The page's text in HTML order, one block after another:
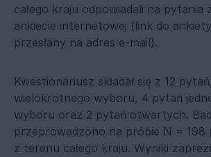
całego kraju odpowiadali na pytania
ankiecie internetowej (link do
przesłany na adres e-mail).
Kwestionariusz składał się z 12
wielokrotnego wyboru, 4 pytań
wyboru oraz 2 pytań otwartych.
przeprowadzono na próbie N = 198
z terenu całego kraju. Wyniki